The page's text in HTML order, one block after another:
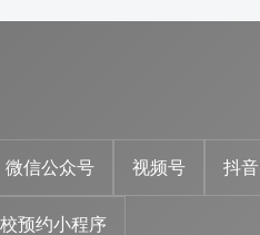
微信公众号 视频号 抖音
预约小程序